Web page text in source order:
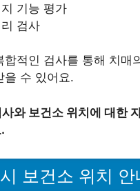
지 기능 평가
검사
합적인 검사를 통해 치매
을 수 있어요.
와 보건소 위치에 대한
보건소 위치 안